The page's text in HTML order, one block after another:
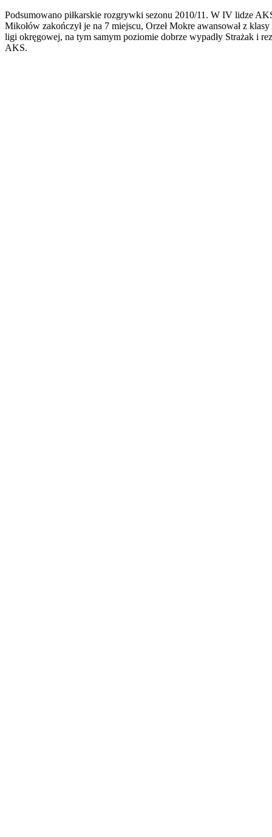
Podsumowano piłkarskie rozgrywki sezonu 2010/11. W IV lidze
Mikołów zakończył je na 7 miejscu, Orzeł Mokre awansował z
ligi okręgowej, na tym samym poziomie dobrze wypadły Strażak i
AKS.